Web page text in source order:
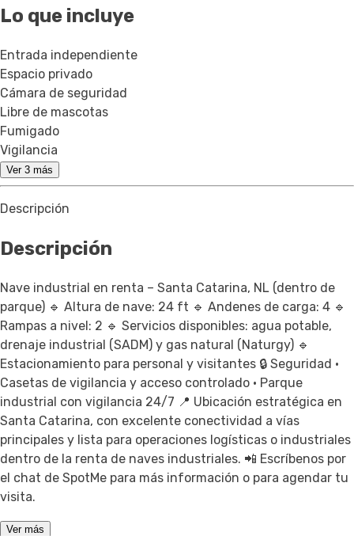
Lo que incluye
Entrada independiente
Espacio privado
Cámara de seguridad
Libre de mascotas
Fumigado
Vigilancia
Ver 3 más
Descripción
Descripción
Nave industrial en renta – Santa Catarina, NL (dentro de
parque) 🔹 Altura de nave: 24 ft 🔹 Andenes de carga: 4 🔹
Rampas a nivel: 2 🔹 Servicios disponibles: agua potable,
drenaje industrial (SADM) y gas natural (Naturgy) 🔹
Estacionamiento para personal y visitantes 🔒 Seguridad •
Casetas de vigilancia y acceso controlado • Parque
industrial con vigilancia 24/7 📍 Ubicación estratégica en
Santa Catarina, con excelente conectividad a vías
principales y lista para operaciones logísticas o industriales
dentro de la renta de naves industriales. 📲 Escríbenos por
el chat de SpotMe para más información o para agendar tu
visita.
Ver más